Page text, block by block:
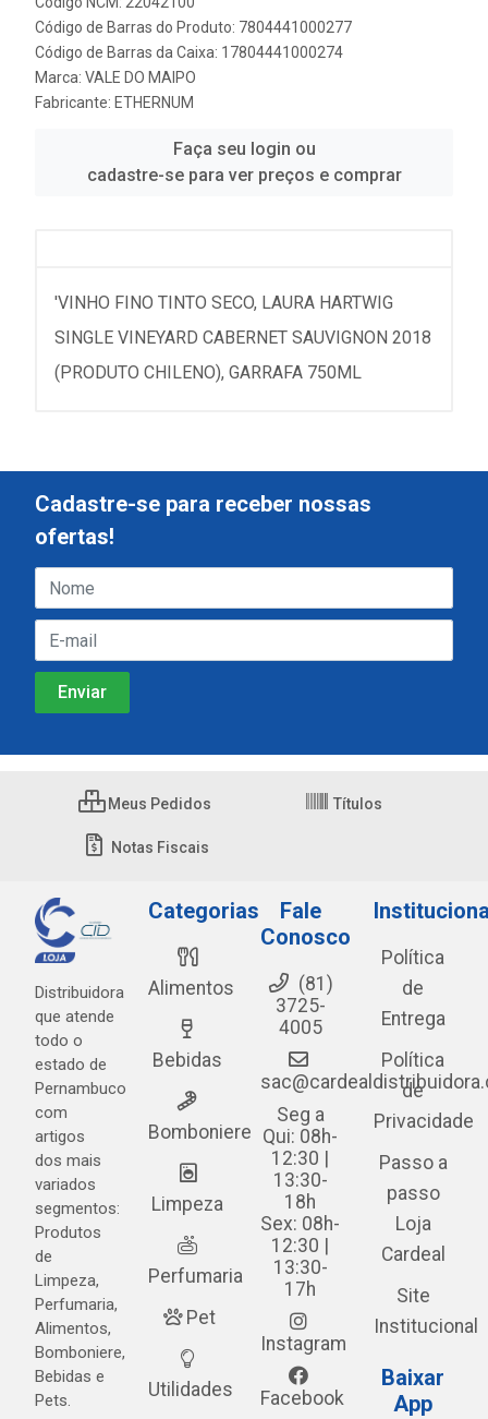
Código de Barras do Produto: 7804441000277
Código de Barras da Caixa: 17804441000274
Marca: VALE DO MAIPO
Fabricante: ETHERNUM
Faça seu login ou
cadastre-se para ver preços e comprar
'VINHO FINO TINTO SECO, LAURA HARTWIG
SINGLE VINEYARD CABERNET SAUVIGNON 2018
(PRODUTO CHILENO), GARRAFA 750ML
Cadastre-se para receber nossas
ofertas!
Meus Pedidos Títulos
Notas Fiscais
Distribuidora
que atende
todo o
estado de
Pernambuco
com
artigos
dos mais
variados
segmentos:
Produtos
de
Limpeza,
Perfumaria,
Alimentos,
Bomboniere,
Bebidas e
Pets.
Categorias
Alimentos
Bebidas
Bomboniere
Limpeza
Perfumaria
Pet
Utilidades
Fale
Conosco
(81)
3725-
4005
Seg a
Qui: 08h-
12:30 |
13:30-
18h
Sex: 08h-
12:30 |
13:30-
17h
Instagram
Facebook
Política
de
Entrega
Política
de
Privacidade
Passo a
passo
Loja
Cardeal
Site
Institucional
Baixar
App